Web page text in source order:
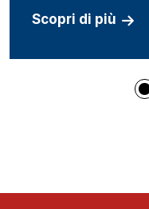
Scopri di più